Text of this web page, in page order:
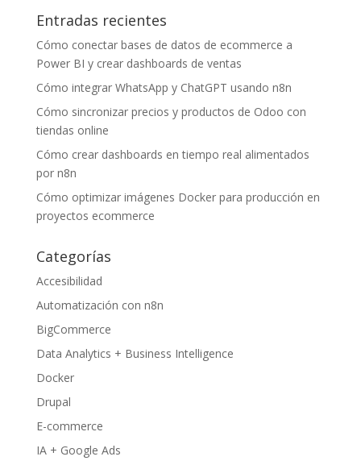
Entradas recientes
Cómo conectar bases de datos de ecommerce a
Power BI y crear dashboards de ventas
Cómo integrar WhatsApp y ChatGPT usando n8n
Cómo sincronizar precios y productos de Odoo con
tiendas online
Cómo crear dashboards en tiempo real alimentados
por n8n
Cómo optimizar imágenes Docker para producción en
proyectos ecommerce
Categorías
Accesibilidad
Automatización con n8n
BigCommerce
Data Analytics + Business Intelligence
Docker
Drupal
E-commerce
IA + Google Ads